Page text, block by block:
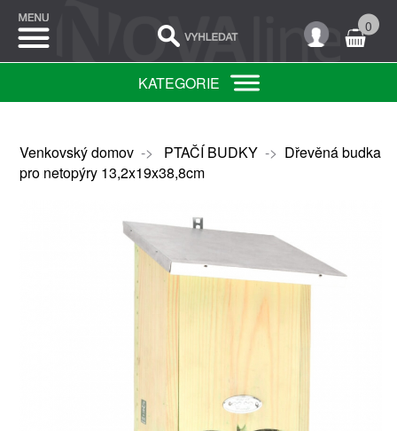
0
KATEGORIE
Venkovský domov-> PTAČÍ BUDKY-> Dřevěná budka
pro netopýry 13,2x19x38,8cm